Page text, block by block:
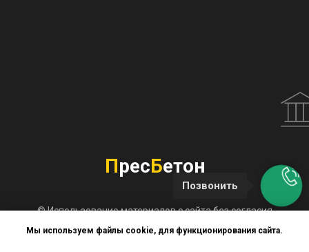
Позвонить
Мы используем файлы cookie, для функционирования сайта.
ПресБетон
© Использование материалов с сайта без согласия